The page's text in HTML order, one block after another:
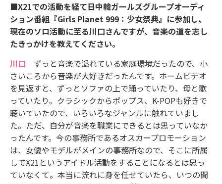
■X21での活動を経て⽇中韓ガールズグループオーディ
ション番組『Girls Planet 999：少⼥祭典』に参加し、
現在のソロ活動に至る川口さんですが、音楽の道を志し
たきっかけを教えてください。
川口 ずっと音楽で溢れている家庭環境だったので、小
さいころから音楽が大好きだったんです。ホームビデオ
を見返すと、ずっとソファの上で踊っていたり、母と歌
っていたり。クラシックからポップス、K-POPも好きで
聴いていたので、いろいろなジャンルに触れていまし
た。ただ、自分が音楽を職業にできるとは思っていなか
ったんです。今の事務所であるオスカープロモーション
は、女優やモデルがメインの事務所なので、そこに所属
してX21というアイドル活動をすることになるとは思っ
ていなくて。本当に流れに身を任せていたら、いつの間